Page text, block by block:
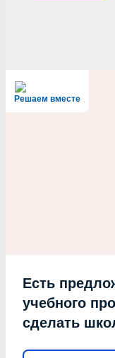
Решаем вместе
Есть
учебного
сделать